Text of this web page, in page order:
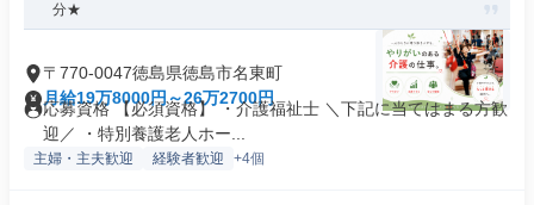
分★
〒770-0047徳島県徳島市名東町
月給19万8000円～26万2700円
応募資格 【必須資格】 ・介護福祉士 ＼下記に当てはまる方歓
迎／ ・特別養護老人ホー...
主婦・主夫歓迎 経験者歓迎 +4個